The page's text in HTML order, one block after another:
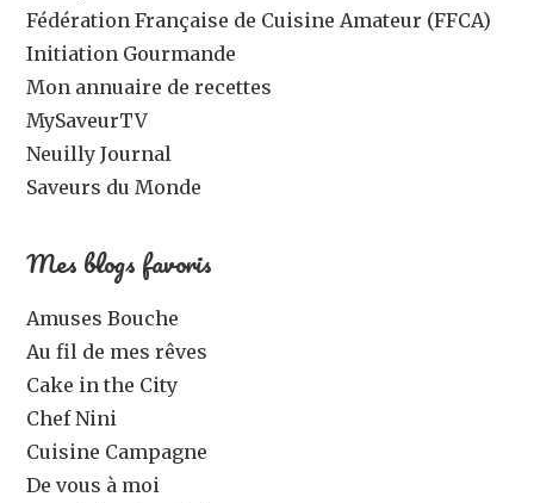
Fédération Française de Cuisine Amateur (FFCA)
Initiation Gourmande
Mon annuaire de recettes
MySaveurTV
Neuilly Journal
Saveurs du Monde
Mes blogs favoris
Amuses Bouche
Au fil de mes rêves
Cake in the City
Chef Nini
Cuisine Campagne
De vous à moi